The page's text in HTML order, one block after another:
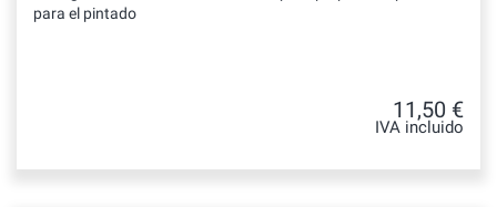
para el pintado
11,50 €
IVA incluido